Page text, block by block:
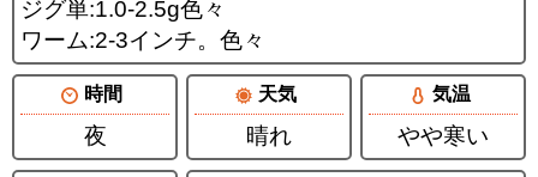
ジグ単:1.0-2.5g色々
ワーム:2-3インチ。色々
時間
夜
天気
晴れ
気温
やや寒い